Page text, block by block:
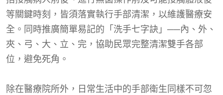
等關鍵時刻，皆須落實執行手部清潔，以維護醫療安
全。同時推廣簡單易記的「洗手七字訣」──內、外、
夾、弓、大、立、完，協助民眾完整清潔雙手各部
位，避免死角。
除在醫療院所外，日常生活中的手部衛生同樣不可忽